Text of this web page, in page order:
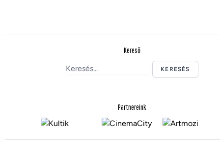
Kereső
KERESÉS
Partnereink